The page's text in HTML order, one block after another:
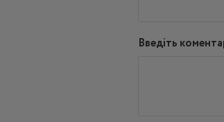
Введіть